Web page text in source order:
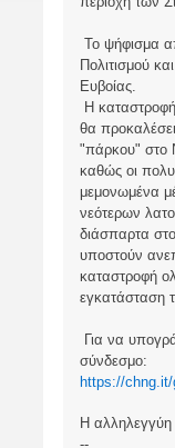
Το ψήφισμα
Πολιτισμού
Ευβοίας.
Η
θα
"πάρκου" στο
καθώς οι
μεμονωμένα
νεότερων
διάσπαρτα
υποστούν
καταστροφή
εγκατάσταση
Για να
σύνδεσμο:
https://chng.it/
Η αλληλεγγύη
--